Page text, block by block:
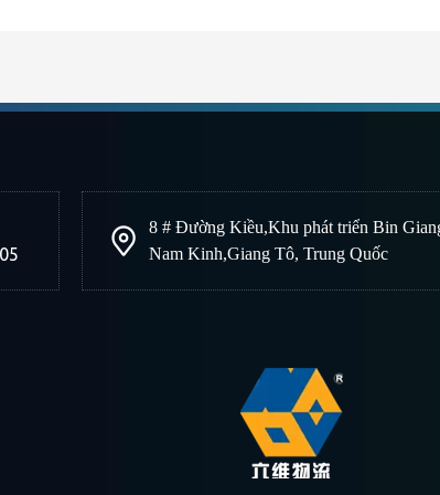
8 # Đường Kiều,Khu phát triển Bin
Nam Kinh,Giang Tô, Trung Quốc